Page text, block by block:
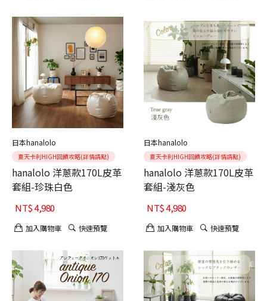
日本hanalolo
夏天卡利HIGH回饋攻略(詳情請點)
hanalolo 洋蔥款170L皮革
套組-珍珠白色
NT$4,980
加入購物車 快速預覽
日本hanalolo
夏天卡利HIGH回饋攻略(詳情請點)
hanalolo 洋蔥款170L皮革
套組-淺灰色
NT$4,980
加入購物車 快速預覽